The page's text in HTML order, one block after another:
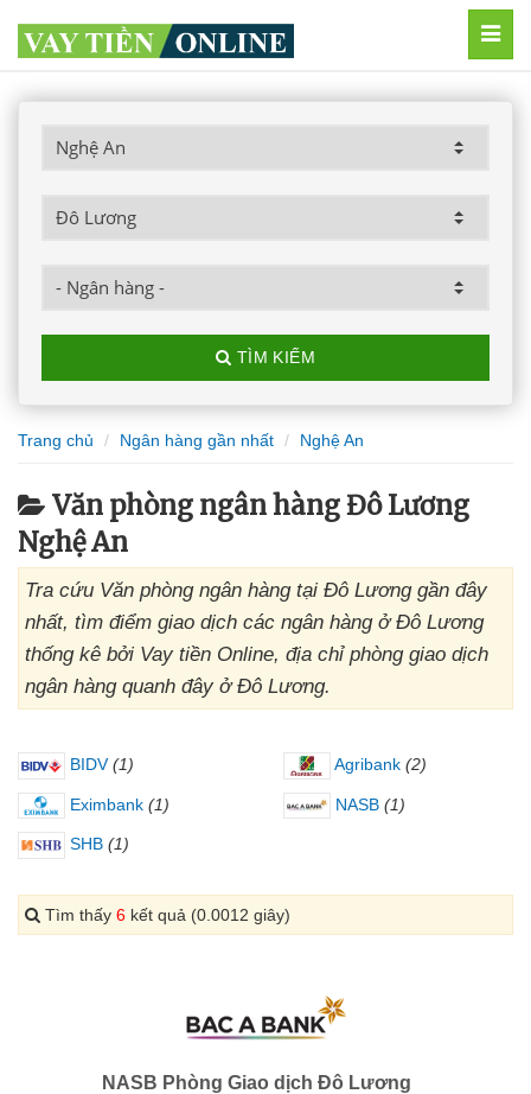
TÌM KIẾM
Trang chủ Ngân hàng gần nhất Nghệ An
Văn phòng ngân hàng Đô Lương
Nghệ An
Tra cứu Văn phòng ngân hàng tại Đô Lương gần đây
nhất, tìm điểm giao dịch các ngân hàng ở Đô Lương
thống kê bởi Vay tiền Online, địa chỉ phòng giao dịch
ngân hàng quanh đây ở Đô Lương.
BIDV (1) Agribank (2)
Eximbank (1) NASB (1)
SHB (1)
Tìm thấy 6 kết quả (0.0012 giây)
NASB Phòng Giao dịch Đô Lương